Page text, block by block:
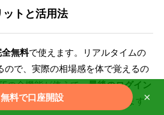
トと活用法
全無料で使えます。リアルタイムの
ので、実際の相場感を体で覚えるの
の全機能が使えて、最後のログイン
じっくり時間をかけて練習できます
無料で口座開設 ×